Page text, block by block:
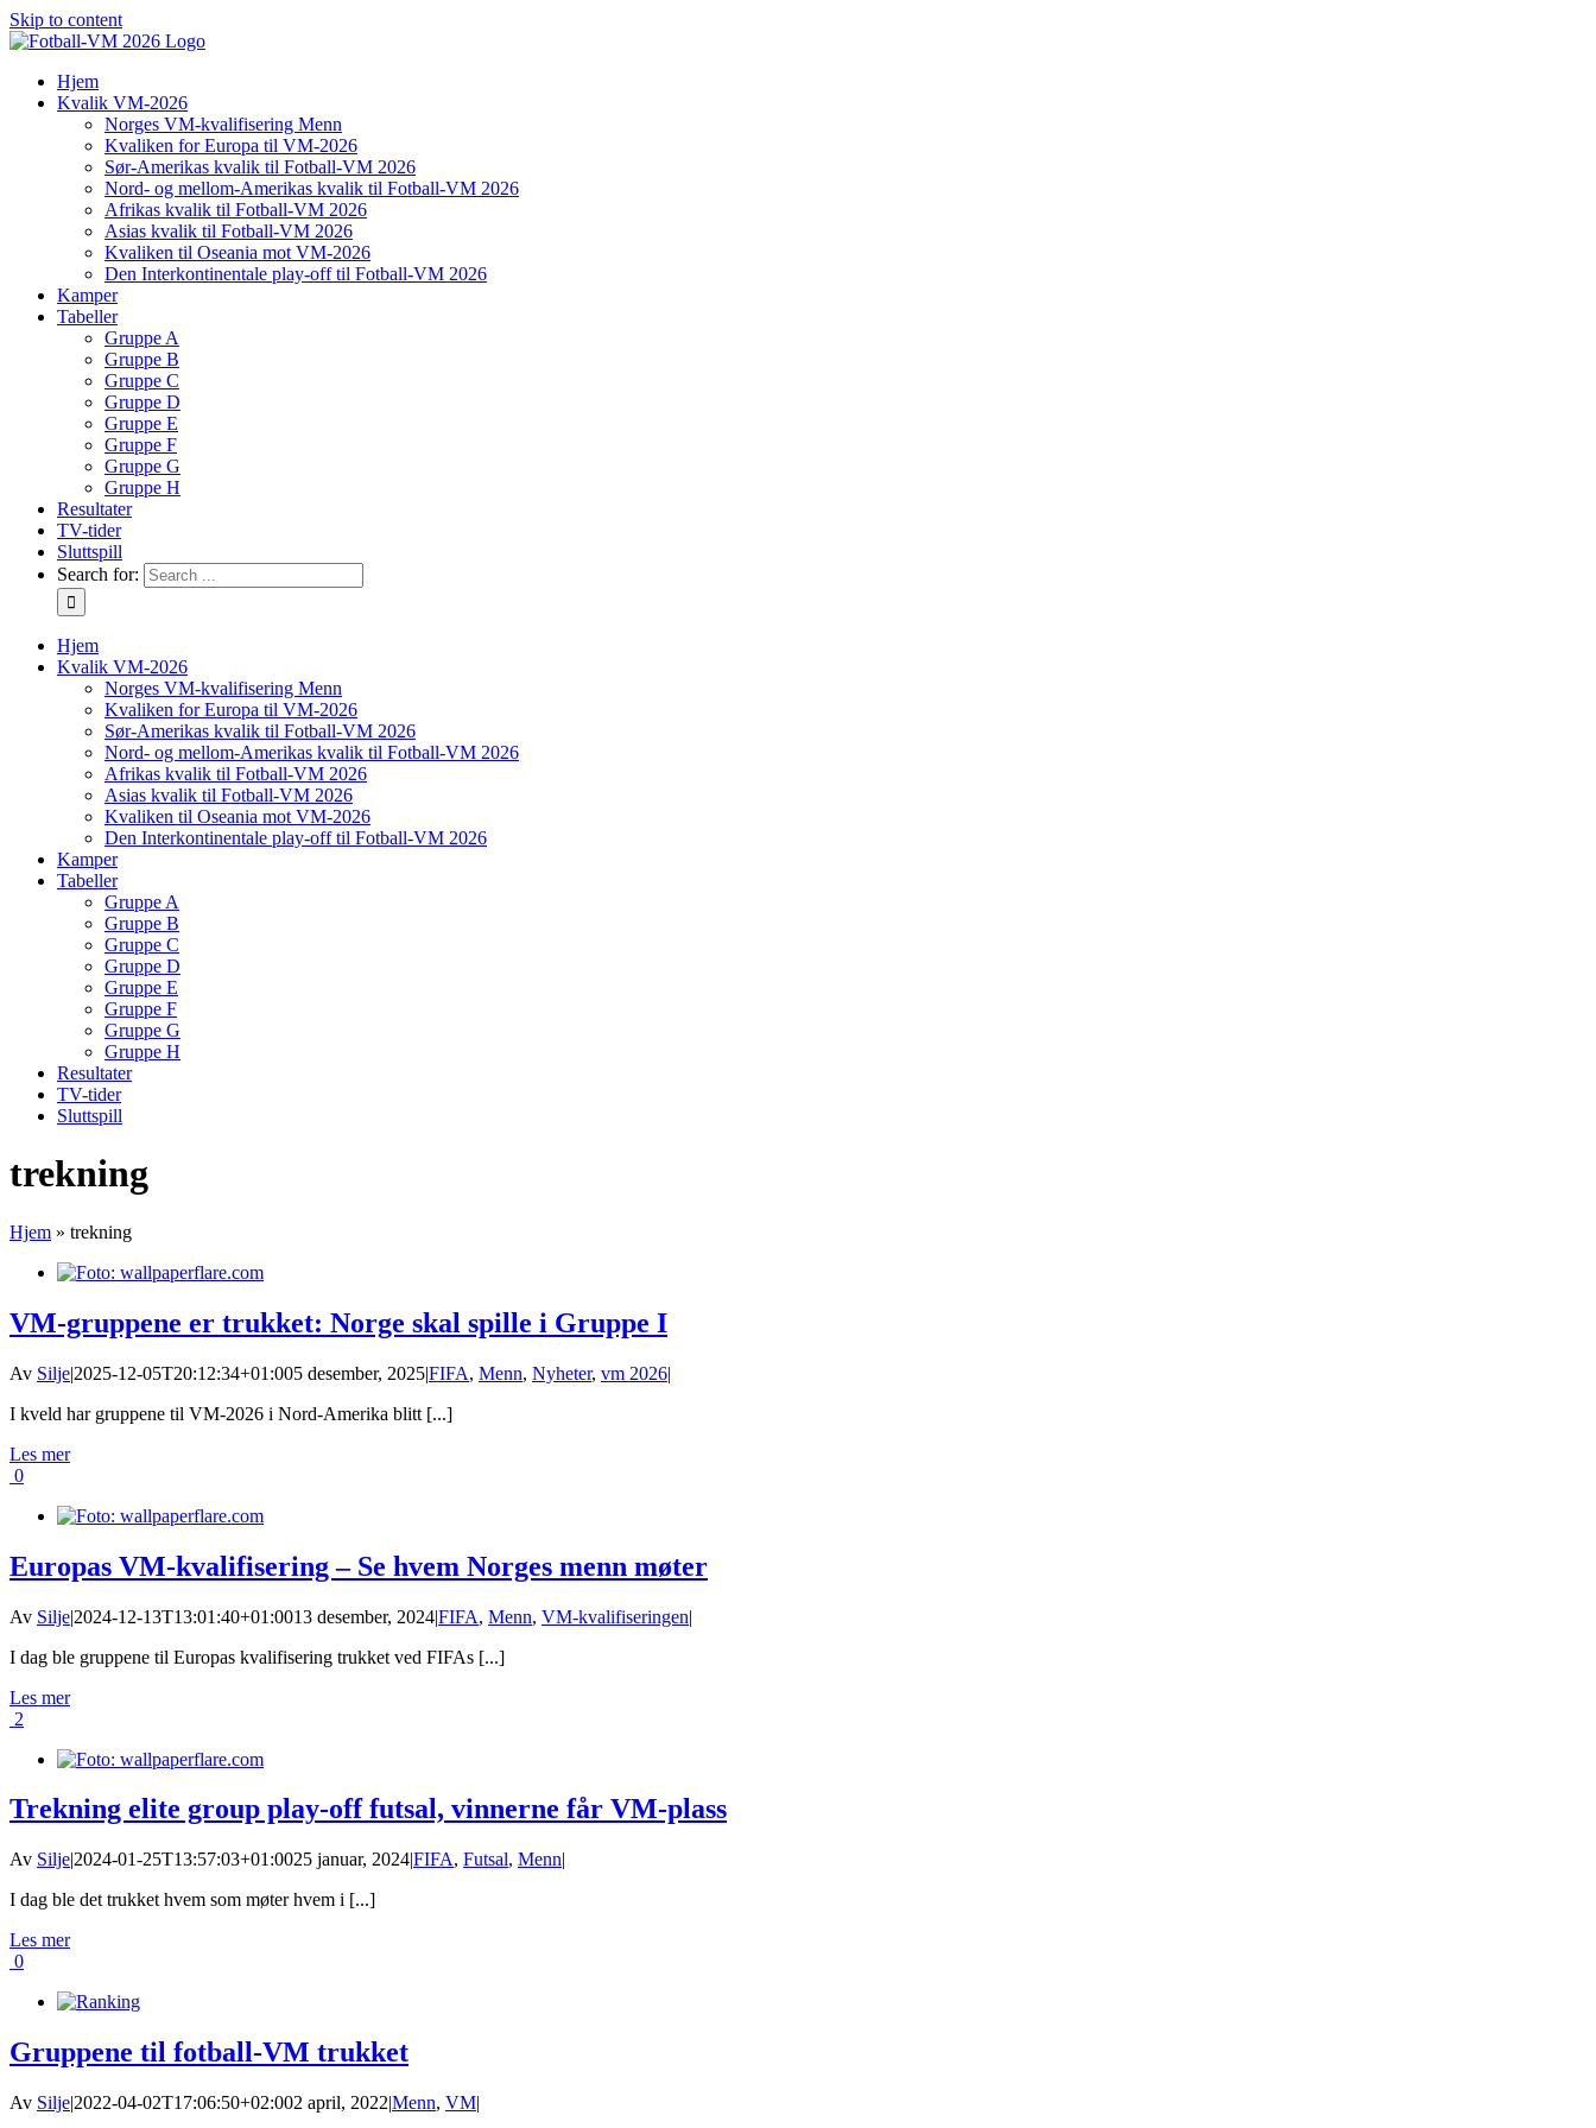
Skip to content
Hjem
Kvalik VM-2026
Norges VM-kvalifisering Menn
Kvaliken for Europa til VM-2026
Sør-Amerikas kvalik til Fotball-VM 2026
Nord- og mellom-Amerikas kvalik til Fotball-VM 2026
Afrikas kvalik til Fotball-VM 2026
Asias kvalik til Fotball-VM 2026
Kvaliken til Oseania mot VM-2026
Den Interkontinentale play-off til Fotball-VM 2026
Kamper
Tabeller
Gruppe A
Gruppe B
Gruppe C
Gruppe D
Gruppe E
Gruppe F
Gruppe G
Gruppe H
Resultater
TV-tider
Sluttspill
Search for:
Hjem
Kvalik VM-2026
Norges VM-kvalifisering Menn
Kvaliken for Europa til VM-2026
Sør-Amerikas kvalik til Fotball-VM 2026
Nord- og mellom-Amerikas kvalik til Fotball-VM 2026
Afrikas kvalik til Fotball-VM 2026
Asias kvalik til Fotball-VM 2026
Kvaliken til Oseania mot VM-2026
Den Interkontinentale play-off til Fotball-VM 2026
Kamper
Tabeller
Gruppe A
Gruppe B
Gruppe C
Gruppe D
Gruppe E
Gruppe F
Gruppe G
Gruppe H
Resultater
TV-tider
Sluttspill
trekning
Hjem » trekning
VM-gruppene er trukket: Norge skal spille i Gruppe I
Av Silje|2025-12-05T20:12:34+01:005 desember, 2025|FIFA, Menn, Nyheter, vm 2026|
I kveld har gruppene til VM-2026 i Nord-Amerika blitt [...]
Les mer
0
Europas VM-kvalifisering – Se hvem Norges menn møter
Av Silje|2024-12-13T13:01:40+01:0013 desember, 2024|FIFA, Menn, VM-kvalifiseringen|
I dag ble gruppene til Europas kvalifisering trukket ved FIFAs [...]
Les mer
2
Trekning elite group play-off futsal, vinnerne får VM-plass
Av Silje|2024-01-25T13:57:03+01:0025 januar, 2024|FIFA, Futsal, Menn|
I dag ble det trukket hvem som møter hvem i [...]
Les mer
0
Gruppene til fotball-VM trukket
Av Silje|2022-04-02T17:06:50+02:002 april, 2022|Menn, VM|